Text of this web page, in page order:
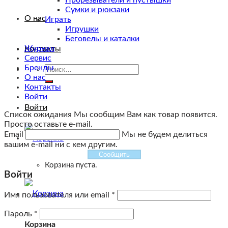
О нас
Контакты
Искать:
Войти
Корзина пуста.
Корзина
Сумки и рюкзаки
Играть
Игрушки
Беговелы и каталки
Журнал
Сервис
Бренды
О нас
Контакты
Войти
Список ожидания Мы сообщим Вам как товар появится.
Просто оставьте e-mail.
Email
Мы не будем делиться
вашим e-mail ни с кем другим.
Сообщить
Войти
Имя пользователя или email *
Пароль *